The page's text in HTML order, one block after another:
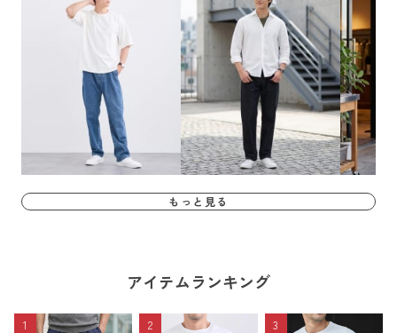
もっと見る
アイテムランキング
1 2 3